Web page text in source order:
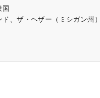
国
、ザ・ヘザー（ミシガン州）